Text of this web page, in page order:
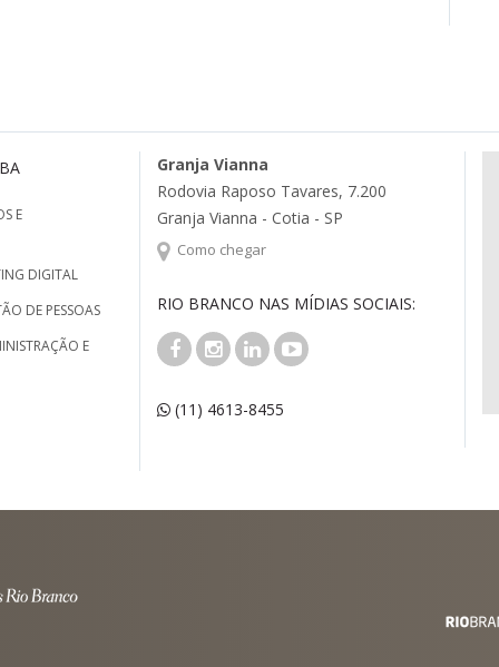
E
DIGITAL
DE PESSOAS
E
Granja Vianna
Rodovia Raposo Tavares, 7.200
Granja Vianna - Cotia - SP
Como chegar
RIO BRANCO NAS MÍDIAS SOCIAIS:
(11) 4613-8455